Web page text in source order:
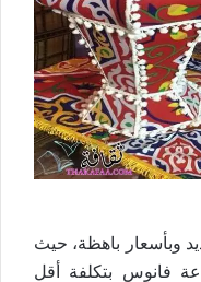
وبأسعار باهظة، حيث
فانوس بتكلفة أقل